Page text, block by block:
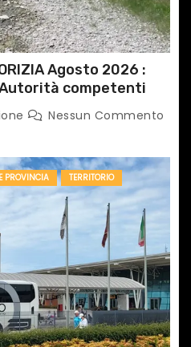
Agosto 2026 :
competenti
Nessun Commento
PROVINCIA TERRITORIO